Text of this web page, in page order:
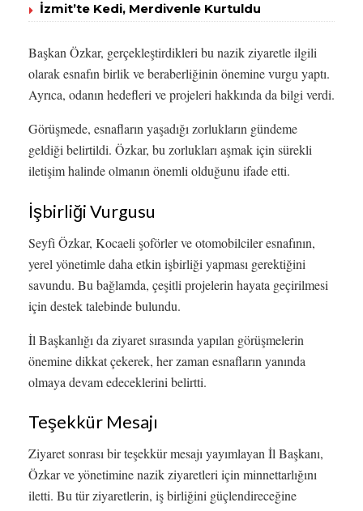
İzmit’te Kedi, Merdivenle Kurtuldu
Başkan Özkar, gerçekleştirdikleri bu nazik ziyaretle ilgili
olarak esnafın birlik ve beraberliğinin önemine vurgu yaptı.
Ayrıca, odanın hedefleri ve projeleri hakkında da bilgi verdi.
Görüşmede, esnafların yaşadığı zorlukların gündeme
geldiği belirtildi. Özkar, bu zorlukları aşmak için sürekli
iletişim halinde olmanın önemli olduğunu ifade etti.
İşbirliği Vurgusu
Seyfi Özkar, Kocaeli şoförler ve otomobilciler esnafının,
yerel yönetimle daha etkin işbirliği yapması gerektiğini
savundu. Bu bağlamda, çeşitli projelerin hayata geçirilmesi
için destek talebinde bulundu.
İl Başkanlığı da ziyaret sırasında yapılan görüşmelerin
önemine dikkat çekerek, her zaman esnafların yanında
olmaya devam edeceklerini belirtti.
Teşekkür Mesajı
Ziyaret sonrası bir teşekkür mesajı yayımlayan İl Başkanı,
Özkar ve yönetimine nazik ziyaretleri için minnettarlığını
iletti. Bu tür ziyaretlerin, iş birliğini güçlendireceğine